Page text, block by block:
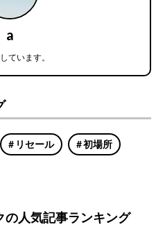
a
ています。
リセール 初場所
の人気記事ランキング